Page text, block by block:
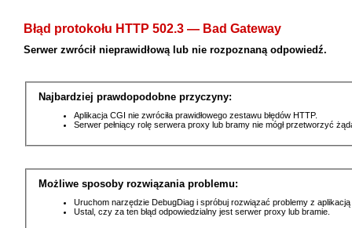
Błąd protokołu HTTP 502.3 — Bad Gateway
Serwer zwrócił nieprawidłową lub nie rozpoznaną odpowiedź.
Najbardziej prawdopodobne przyczyny:
Aplikacja CGI nie zwróciła prawidłowego zestawu błędów HTTP.
Serwer pełniący rolę serwera proxy lub bramy nie mógł przetworzyć
Możliwe sposoby rozwiązania problemu:
Uruchom narzędzie DebugDiag i spróbuj rozwiązać problemy z
Ustal, czy za ten błąd odpowiedzialny jest serwer proxy lub bramie.